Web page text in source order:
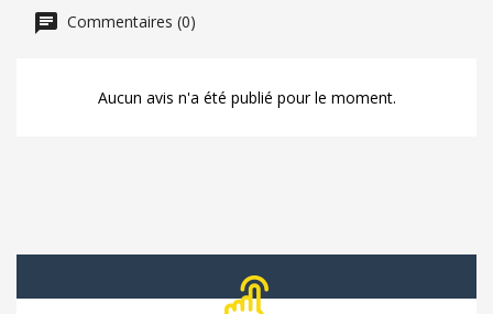
Commentaires (0)
Aucun avis n'a été publié pour le moment.